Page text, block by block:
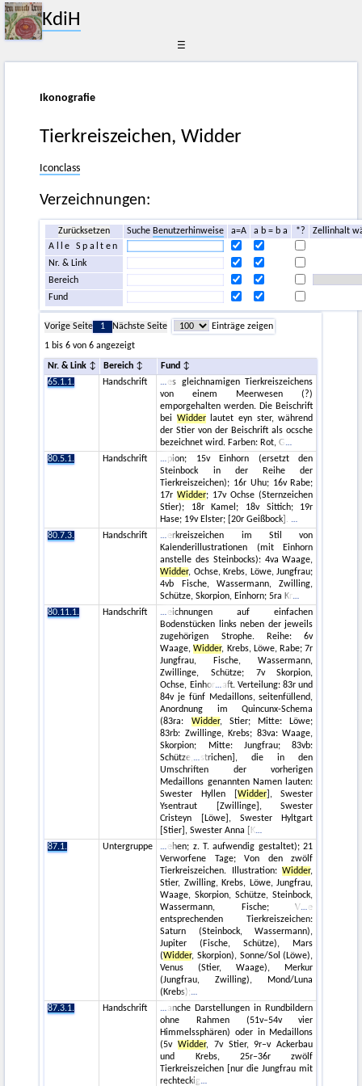
KdiH
☰
Ikonografie
Tierkreiszeichen, Widder
Iconclass
Verzeichnungen:
Zurücksetzen Suche Benutzerhinweise a=A a b = b a *?
Zellinhalt
Alle Spalten
Nr. & Link
Bereich
Fund
Vorige Seite 1 Nächste Seite
Einträge zeigen
1 bis 6 von 6 angezeigt
Nr. & Link Bereich
Fund
65.1.1.
Handschrift
es gleichnamigen Tierkreiszeichens
von einem Meerwesen (?)
emporgehalten werden. Die Beischrift
bei Widderlautet eyn ster, während
der Stier von der Beischrift als ocsche
bezeichnet wird. Farben: Rot, G
80.5.1.
Handschrift
pion; 15v Einhorn (ersetzt den
Steinbock in der Reihe der
Tierkreiszeichen); 16r Uhu; 16v Rabe;
17rWidder; 17v Ochse (Sternzeichen
Stier); 18r Kamel; 18v Sittich; 19r
Hase; 19v Elster; [20r Geißbock].
80.7.3.
Handschrift
erkreiszeichen im Stil von
Kalenderillustrationen (mit Einhorn
anstelle des Steinbocks): 4va Waage,
Widder, Ochse, Krebs, Löwe, Jungfrau;
4vb Fische, Wassermann, Zwilling,
Schütze, Skorpion, Einhorn; 5ra Kr
80.11.1.
Handschrift
eichnungen auf einfachen
Bodenstücken links neben der jeweils
zugehörigen Strophe. Reihe: 6v
Waage,Widder, Krebs, Löwe, Rabe; 7r
Jungfrau, Fische, Wassermann,
Zwillinge, Schütze; 7v Skorpion,
Ochse, Einhor
aft. Verteilung: 83r und
84v je fünf Medaillons, seitenfüllend,
Anordnung im Quincunx-Schema
(83ra: Widder, Stier; Mitte: Löwe;
83rb: Zwillinge, Krebs; 83va: Waage,
Skorpion; Mitte: Jungfrau; 83vb:
Schütze,
strichen], die in den
Umschriften der vorherigen
Medaillons genannten Namen lauten:
Swester Hyllen [ Widder], Swester
Ysentraut [Zwillinge], Swester
Cristeyn [Löwe], Swester Hyltgart
[Stier], Swester Anna [K
87.1.
Untergruppe
ehen; z. T. aufwendig gestaltet); 21
Verworfene Tage; Von den zwölf
Tierkreiszeichen. Illustration:Widder,
Stier, Zwilling, Krebs, Löwe, Jungfrau,
Waage, Skorpion, Schütze, Steinbock,
Wassermann, Fische; V
e
entsprechenden Tierkreiszeichen:
Saturn (Steinbock, Wassermann),
Jupiter (Fische, Schütze), Mars
(Widder, Skorpion), Sonne/Sol (Löwe),
Venus (Stier, Waage), Merkur
(Jungfrau, Zwilling), Mond/Luna
(Krebs);
87.3.1.
Handschrift
anche Darstellungen in Rundbildern
ohne Rahmen (51v–54v vier
Himmelssphären) oder in Medaillons
(5vWidder, 7v Stier, 9r–v Ackerbau
und Krebs, 25r–36r zwölf
Tierkreiszeichen [nur die Jungfrau mit
rechteckig